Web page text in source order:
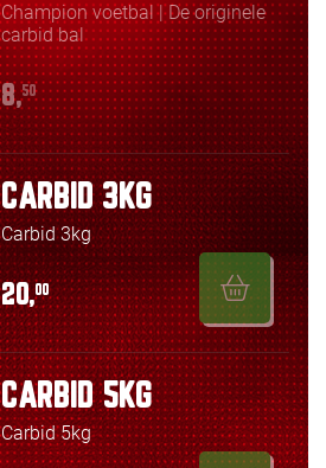
Champion voetbal | De originele
carbid bal
8,50
CARBID 3KG
Carbid 3kg
20,00
CARBID 5KG
Carbid 5kg